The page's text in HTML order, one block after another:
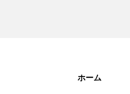
ホーム